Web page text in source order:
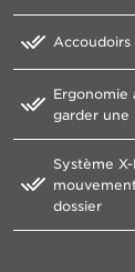
Accoudoirs
Ergonomie
garder une
Système
dossier